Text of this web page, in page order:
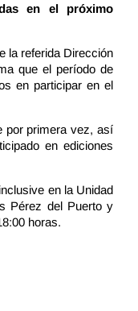
en el próximo
la referida Dirección
que el período de
en participar en el
por primera vez, así
en ediciones
en la Unidad
Pérez del Puerto y
horas.